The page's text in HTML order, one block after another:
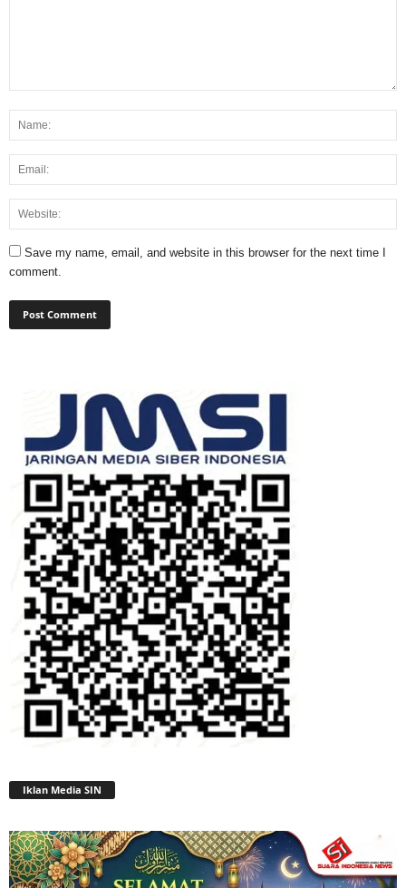
Save my name, email, and website in this browser for the next time I
comment.
Iklan Media SIN